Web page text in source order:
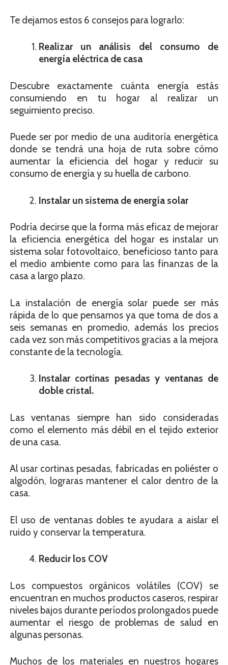
Te dejamos estos 6 consejos para lograrlo:
Realizar un análisis del consumo de
energía eléctrica de casa
Descubre exactamente cuánta energía estás
consumiendo en tu hogar al realizar un
seguimiento preciso.
Puede ser por medio de una auditoría energética
donde se tendrá una hoja de ruta sobre cómo
aumentar la eficiencia del hogar y reducir su
consumo de energía y su huella de carbono.
Instalar un sistema de energía solar
Podría decirse que la forma más eficaz de mejorar
la eficiencia energética del hogar es instalar un
sistema solar fotovoltaico, beneficioso tanto para
el medio ambiente como para las finanzas de la
casa a largo plazo.
La instalación de energía solar puede ser más
rápida de lo que pensamos ya que toma de dos a
seis semanas en promedio, además los precios
cada vez son más competitivos gracias a la mejora
constante de la tecnología.
Instalar cortinas pesadas y ventanas de
doble cristal.
Las ventanas siempre han sido consideradas
como el elemento más débil en el tejido exterior
de una casa.
Al usar cortinas pesadas, fabricadas en poliéster o
algodón, lograras mantener el calor dentro de la
casa.
El uso de ventanas dobles te ayudara a aislar el
ruido y conservar la temperatura.
Reducir los COV
Los compuestos orgánicos volátiles (COV) se
encuentran en muchos productos caseros, respirar
niveles bajos durante períodos prolongados puede
aumentar el riesgo de problemas de salud en
algunas personas.
Muchos de los materiales en nuestros hogares